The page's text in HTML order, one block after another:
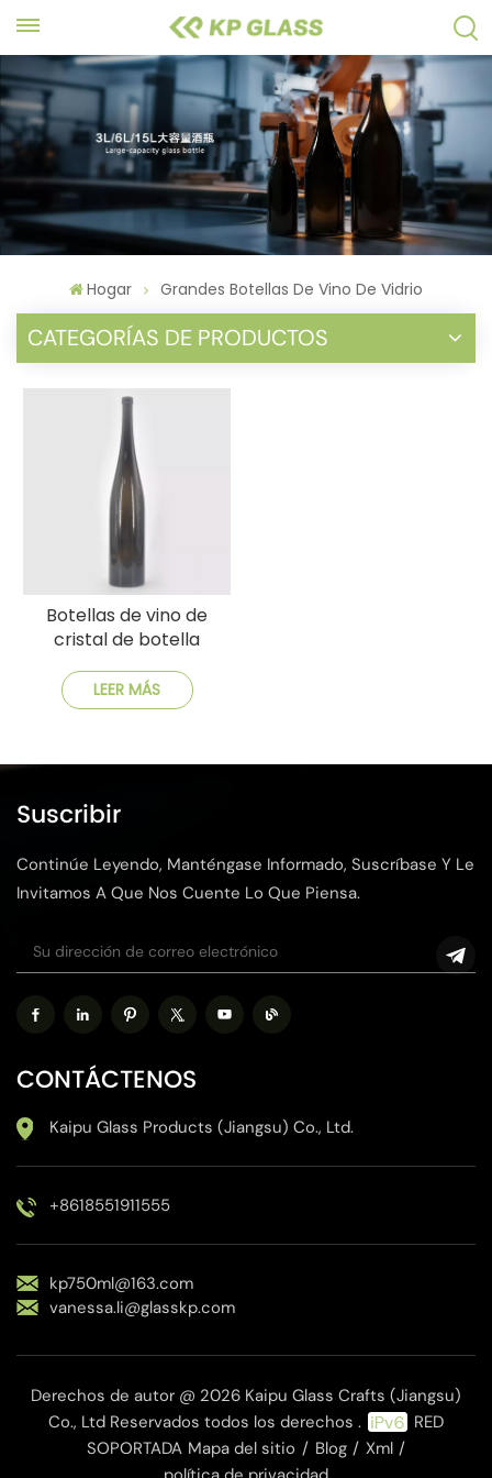
Hogar Grandes Botellas De Vino De Vidrio
CATEGORÍAS DE PRODUCTOS
Botellas de vino de
cristal de botella
personalizables
LEER MÁS
Suscribir
Continúe Leyendo, Manténgase Informado, Suscríbase Y Le
Invitamos A Que Nos Cuente Lo Que Piensa.
CONTÁCTENOS
Kaipu Glass Products (Jiangsu) Co., Ltd.
+8618551911555
kp750ml@163.com
vanessa.li@glasskp.com
Derechos de autor @ 2026 Kaipu Glass Crafts (Jiangsu)
Co., Ltd Reservados todos los derechos .
RED
SOPORTADA Mapa del sitio / Blog / Xml /